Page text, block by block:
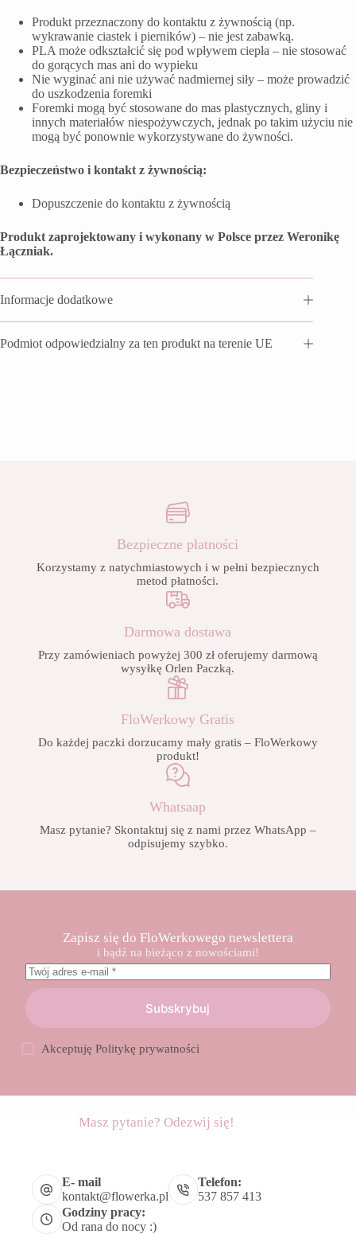
Produkt przeznaczony do kontaktu z żywnością (np.
wykrawanie ciastek i pierników) – nie jest zabawką.
PLA może odkształcić się pod wpływem ciepła – nie stosować
do gorących mas ani do wypieku
Nie wyginać ani nie używać nadmiernej siły – może prowadzić
do uszkodzenia foremki
Foremki mogą być stosowane do mas plastycznych, gliny i
innych materiałów niespożywczych, jednak po takim użyciu nie
mogą być ponownie wykorzystywane do żywności.
Bezpieczeństwo i kontakt z żywnością:
Dopuszczenie do kontaktu z żywnością
Produkt zaprojektowany i wykonany w Polsce przez Weronikę
Łączniak.
Informacje dodatkowe
Podmiot odpowiedzialny za ten produkt na terenie UE
Bezpieczne płatności
Korzystamy z natychmiastowych i w pełni bezpiecznych
metod płatności.
Darmowa dostawa
Przy zamówieniach powyżej 300 zł oferujemy darmową
wysyłkę Orlen Paczką.
FloWerkowy Gratis
Do każdej paczki dorzucamy mały gratis – FloWerkowy
produkt!
Whatsaap
Masz pytanie? Skontaktuj się z nami przez WhatsApp –
odpisujemy szybko.
Zapisz się do FloWerkowego newslettera
i bądź na bieżąco z nowościami!
Subskrybuj
AkceptujęPolitykę prywatności
Masz pytanie? Odezwij się!
E- mail
kontakt@flowerka.pl
Telefon:
537 857 413
Godziny pracy:
Od rana do nocy :)